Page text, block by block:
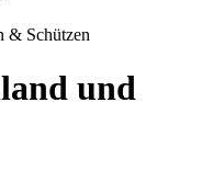
& Schützen
und